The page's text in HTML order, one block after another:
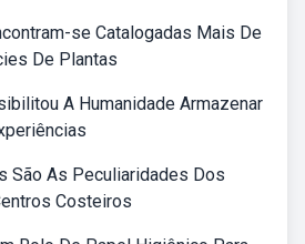
se Catalogadas Mais De
De Plantas
A Humanidade Armazenar
São As Peculiaridades Dos
Costeiros